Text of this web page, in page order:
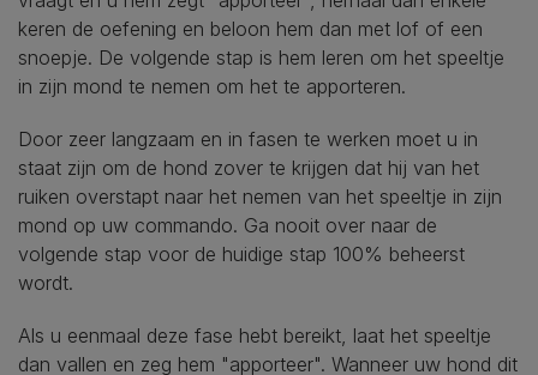
keren de oefening en beloon hem dan met lof of een
snoepje. De volgende stap is hem leren om het speeltje
in zijn mond te nemen om het te apporteren.
Door zeer langzaam en in fasen te werken moet u in
staat zijn om de hond zover te krijgen dat hij van het
ruiken overstapt naar het nemen van het speeltje in zijn
mond op uw commando. Ga nooit over naar de
volgende stap voor de huidige stap 100% beheerst
wordt.
Als u eenmaal deze fase hebt bereikt, laat het speeltje
dan vallen en zeg hem "apporteer". Wanneer uw hond dit